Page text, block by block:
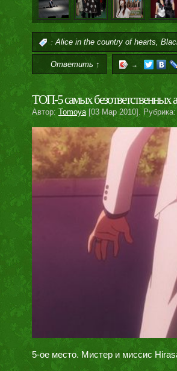
: Alice in the country of hearts,
Ответить ↑ →
ТОП-5 самых безответственных
Автор: Tomoya[03 Мар 2010]. Рубрика:
5-ое место. Мистер и миссис